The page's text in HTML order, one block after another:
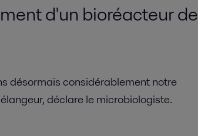
d'un bioréacteur de
désormais considérablement notre
déclare le microbiologiste.